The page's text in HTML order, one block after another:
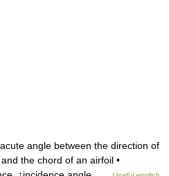
angle between the direction of
the chord of an airfoil •